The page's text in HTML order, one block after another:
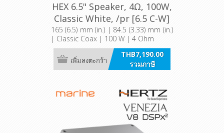
HEX 6.5" Speaker, 4Ω, 100W,
Classic White, /pr [6.5 C-W]
165 (6.5) mm (in.) | 84.5 (3.33) mm (in.)
| Classic Coax | 100 W | 4 Ohm
THB7,190.00
รวมภาษี
เพิ่มลงตะกร้า